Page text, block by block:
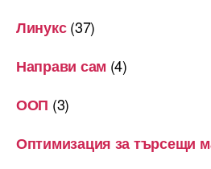
Линукс(37)
Направи сам (4)
ООП (3)
Оптимизация за търсещи